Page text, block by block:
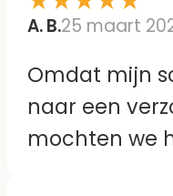
A. B.25 maart
Omdat mijn
naar een
mochten we